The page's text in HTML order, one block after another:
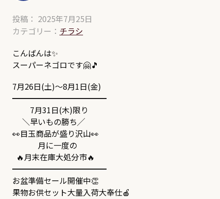
投稿： 2025年7月25日
カテゴリー： チラシ
こんばんは✨
スーパーネゴロです🤗🎵
7月26日(土)～8月1日(金)
━━━━━━━━━━━━
7月31日(木)限り
＼早いもの勝ち╱
👀目玉商品が盛り沢山👀
月に一度の
🔥月末在庫大処分市🔥
━━━━━━━━━━━━
お盆準備セール開催中👏
果物お供セット大量入荷大奉仕🍎